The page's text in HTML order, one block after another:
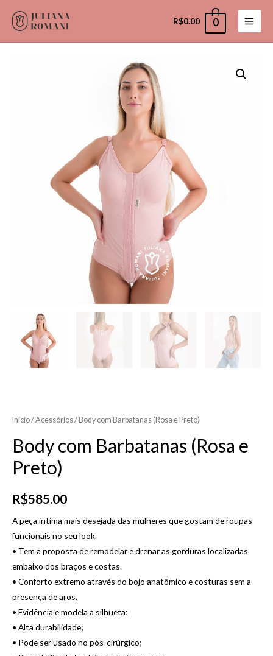
R$0.00 0
Main
Início/Acessórios/ Body com Barbatanas (Rosa e Preto)
Body com Barbatanas (Rosa e
Preto)
R$585.00
A peça íntima mais desejada das mulheres que gostam de roupas
funcionais no seu look.
• Tem a proposta de remodelar e drenar as gorduras localizadas
embaixo dos braços e costas.
• Conforto extremo através do bojo anatômico e costuras sem a
presença de aros.
• Evidência e modela a silhueta;
• Alta durabilidade;
• Pode ser usado no pós-cirúrgico;